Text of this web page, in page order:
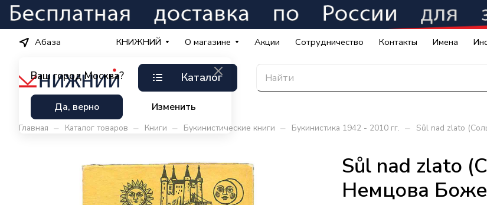
Абаза
Ваш город Москва?
Да, верно Изменить
КНИЖНИЙ О магазине Акции Сотрудничество Контакты Имена
Каталог
Главная – Каталог товаров – Книги – Букинистические книги – Букинистика 1942 - 2010 гг. – Sůl nad zlato
Sůl nad zlato
Немцова